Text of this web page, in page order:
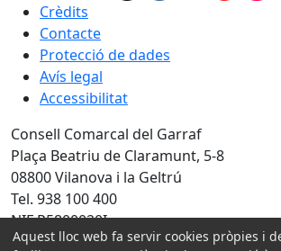
Crèdits
Contacte
Protecció de dades
Avís legal
Accessibilitat
Consell Comarcal del Garraf
Plaça Beatriu de Claramunt, 5-8
08800 Vilanova i la Geltrú
Tel. 938 100 400
NIF P5800020I
Aquest lloc web fa servir cookies pròpies i